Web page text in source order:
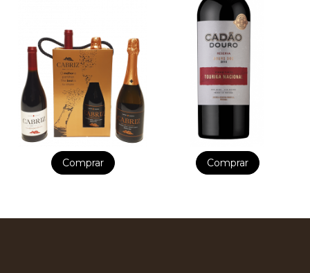
Comprar Comprar